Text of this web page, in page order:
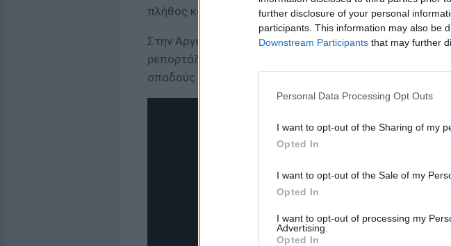
further disclosure of your personal
participants. This information may also be
Downstream Participants that may further
Personal Data Processing Opt Outs
I want to opt-out of the Sharing of my
Opted In
I want to opt-out of the Sale of my
Opted In
I want to opt-out of processing my
Advertising.
Opted In
πλήθος κόσμου, για να υποδεχθεί τους ήρωες των
Στην Αργεντινή και το αεροδρόμιο της Εσέισα
ρεπορτάζ από τη χώρα του τάνγκο, να κάνουν λόγο
οπαδούς στην ευρύτερη περιοχή.